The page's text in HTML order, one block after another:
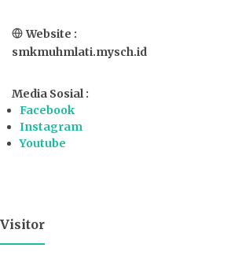
Website :
smkmuhmlati.mysch.id
Media Sosial :
Facebook
Instagram
Youtube
Visitor